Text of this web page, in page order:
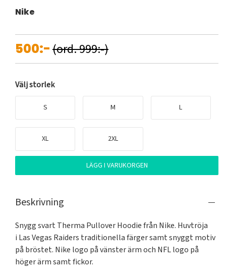
Nike
500:-(ord. 999:-)
Välj storlek
S M L
XL 2XL
LÄGG I VARUKORGEN
Beskrivning
Snygg svart Therma Pullover Hoodie från Nike. Huvtröja
i Las Vegas Raiders traditionella färger samt snyggt motiv
på bröstet. Nike logo på vänster ärm och NFL logo på
höger ärm samt fickor.